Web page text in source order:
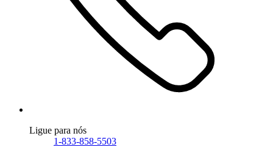
Ligue para nós
1-833-858-5503